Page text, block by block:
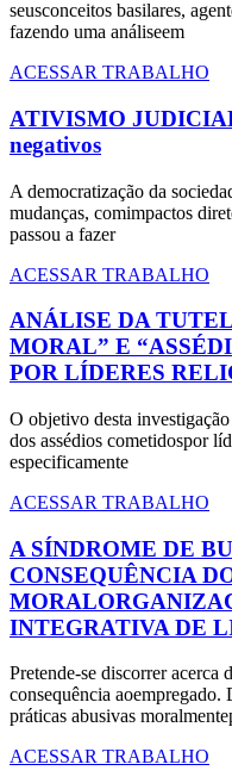
seusconceitos basilares,
fazendo uma análiseem
ACESSAR TRABALHO
ATIVISMO
negativos
A democratização da
mudanças, comimpactos
passou a fazer
ACESSAR TRABALHO
ANÁLISE DA
MORAL” E
POR LÍDERES
O objetivo desta
dos assédios cometidospor
especificamente
ACESSAR TRABALHO
A SÍNDROME DE
CONSEQUÊNCIA
INTEGRATIVA DE
Pretende-se discorrer acerca
consequência aoempregado.
práticas abusivas
ACESSAR TRABALHO